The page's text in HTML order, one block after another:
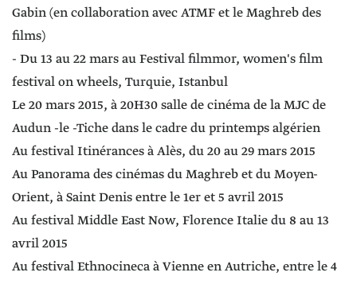
Gabin (en collaboration avec ATMF et le Maghreb des
films)
- Du 13 au 22 mars au Festival filmmor, women's film
festival on wheels, Turquie, Istanbul
Le 20 mars 2015, à 20H30 salle de cinéma de la MJC de
Audun -le -Tiche dans le cadre du printemps algérien
Au festival Itinérances à Alès, du 20 au 29 mars 2015
Au Panorama des cinémas du Maghreb et du Moyen-
Orient, à Saint Denis entre le 1er et 5 avril 2015
Au festival Middle East Now, Florence Italie du 8 au 13
avril 2015
Au festival Ethnocineca à Vienne en Autriche, entre le 4